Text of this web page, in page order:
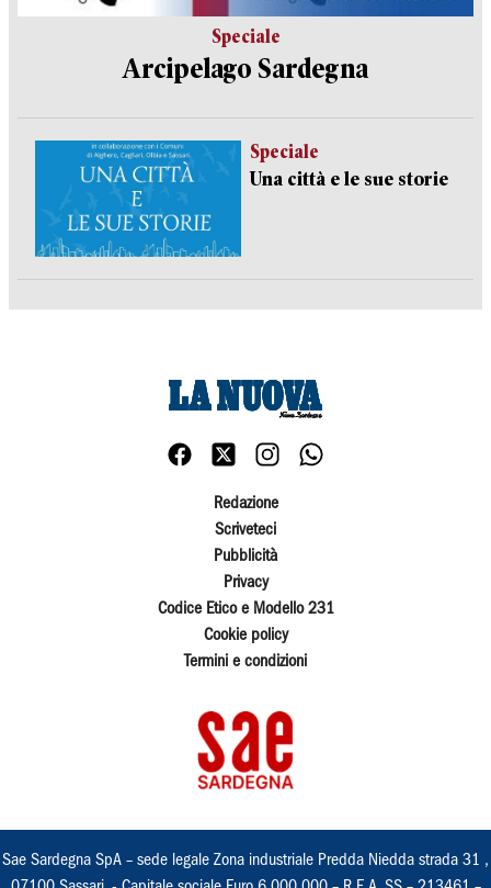
Speciale
Arcipelago Sardegna
Speciale
Una città e le sue storie
Redazione
Scriveteci
Pubblicità
Privacy
Codice Etico e Modello 231
Cookie policy
Termini e condizioni
Sae Sardegna SpA – sede legale Zona industriale Predda Niedda strada 31 ,